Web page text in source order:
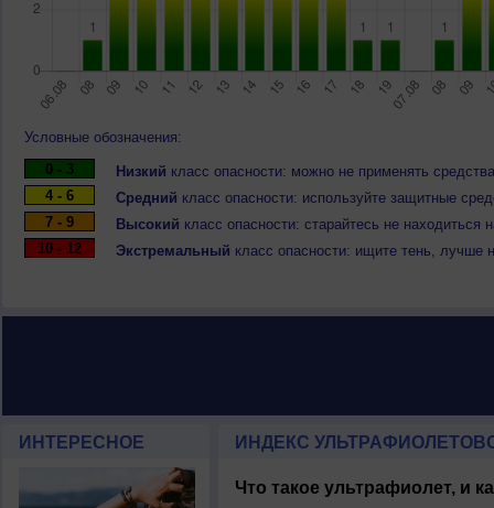
Условные обозначения:
0 - 3
Низкий класс опасности: можно не применять
4 - 6
Средний класс опасности: используйте защитные
7 - 9
Высокий класс опасности: старайтесь не
10 - 12
Экстремальный класс опасности: ищите тень, лучше
ИНТЕРЕСНОЕ ИНДЕКС
Что такое ультрафиолет, и